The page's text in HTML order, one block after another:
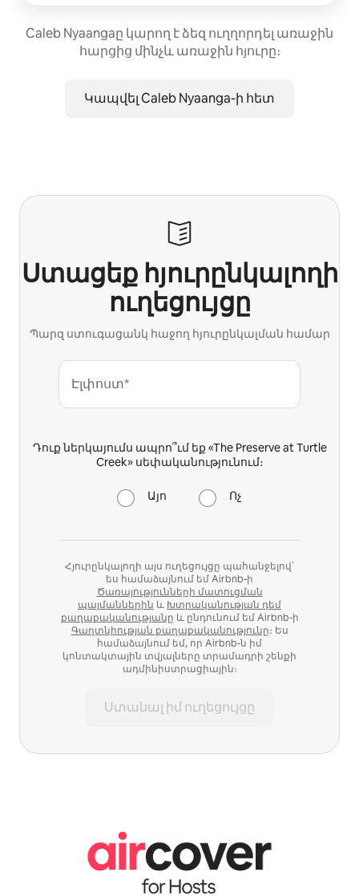
Caleb Nyaangaը կարող է ձեզ ուղղորդել առաջին
հարցից մինչև առաջին հյուրը։
Կապվել Caleb Nyaanga-ի հետ
Ստացեք հյուրընկալողի
ուղեցույցը
Պարզ ստուգացանկ հաջող հյուրընկալման համար
Էլփոստ*
Դուք ներկայումս ապրո՞ւմ եք «The Preserve at Turtle
Creek» սեփականությունում։
Այո Ոչ
Հյուրընկալողի այս ուղեցույցը պահանջելով՝
ես համաձայնում եմ Airbnb-ի
Ծառայությունների մատուցման
պայմաններին և Խտրականության դեմ
քաղաքականությանը և ընդունում եմ Airbnb-ի
Գաղտնիության քաղաքականությունը։ Ես
համաձայնում եմ, որ Airbnb-ն իմ
կոնտակտային տվյալները տրամադրի շենքի
ադմինիստրացիային։
Ստանալ իմ ուղեցույցը